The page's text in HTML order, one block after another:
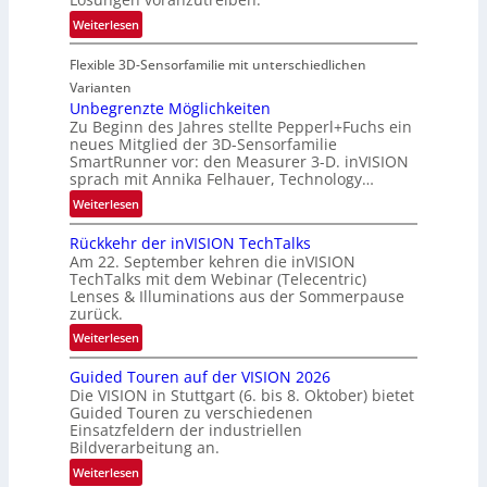
-
u
a
u
m
f
a
h
r
t
t
e
c
h
i
k
i
o
n
Weiterlesen:
P
a
t
n
e
r
s
c
h
a
f
t
i
s
c
h
e
n
4
Flexible 3D-Sensorfamilie mit unterschiedlichen
Varianten
Unbegrenzte Möglichkeiten
Zu Beginn des Jahres stellte Pepperl+Fuchs ein
neues Mitglied der 3D-Sensorfamilie
SmartRunner vor: den Measurer 3-D. inVISION
sprach mit Annika Felhauer, Technology…
Weiterlesen:
U
n
b
e
g
r
e
z
t
e
M
ö
Rückkehr der inVISION TechTalks
Am 22. September kehren die inVISION
TechTalks mit dem Webinar (Telecentric)
Lenses & Illuminations aus der Sommerpause
zurück.
Weiterlesen:
R
ü
c
k
k
e
h
Guided Touren auf der VISION 2026
Die VISION in Stuttgart (6. bis 8. Oktober) bietet
Guided Touren zu verschiedenen
Einsatzfeldern der industriellen
Bildverarbeitung an.
Weiterlesen: